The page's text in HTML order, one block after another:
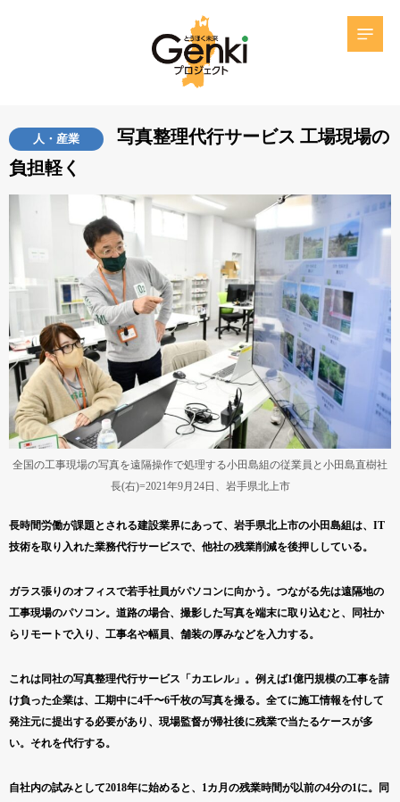
人・産業
写真整理代行サービス 工場現場の
負担軽く
全国の工事現場の写真を遠隔操作で処理する小田島組の従業員と小田島直樹社
長(右)=2021年9月24日、岩手県北上市
長時間労働が課題とされる建設業界にあって、岩手県北上市の小田島組は、IT
技術を取り入れた業務代行サービスで、他社の残業削減を後押ししている。
ガラス張りのオフィスで若手社員がパソコンに向かう。つながる先は遠隔地の
工事現場のパソコン。道路の場合、撮影した写真を端末に取り込むと、同社か
らリモートで入り、工事名や幅員、舗装の厚みなどを入力する。
これは同社の写真整理代行サービス「カエレル」。例えば1億円規模の工事を請
け負った企業は、工期中に4千〜6千枚の写真を撮る。全てに施工情報を付して
発注元に提出する必要があり、現場監督が帰社後に残業で当たるケースが多
い。それを代行する。
自社内の試みとして2018年に始めると、1カ月の残業時間が以前の4分の1に。同